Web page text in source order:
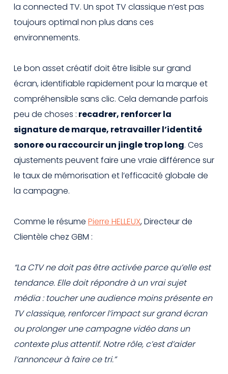
la connected TV. Un spot TV classique n’est pas
toujours optimal non plus dans ces
environnements.
Le bon asset créatif doit être lisible sur grand
écran, identifiable rapidement pour la marque et
compréhensible sans clic. Cela demande parfois
peu de choses : recadrer, renforcer la
signature de marque, retravailler l’identité
sonore ou raccourcir un jingle trop long. Ces
ajustements peuvent faire une vraie différence sur
le taux de mémorisation et l’efficacité globale de
la campagne.
Comme le résume Pierre HELLEUX, Directeur de
Clientèle chez GBM :
“La CTV ne doit pas être activée parce qu’elle est
tendance. Elle doit répondre à un vrai sujet
média : toucher une audience moins présente en
TV classique, renforcer l’impact sur grand écran
ou prolonger une campagne vidéo dans un
contexte plus attentif. Notre rôle, c’est d’aider
l’annonceur à faire ce tri.”